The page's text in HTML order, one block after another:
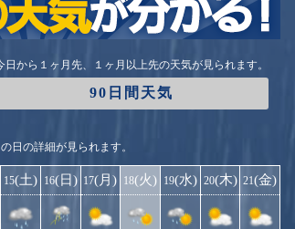
日から１ヶ月先、１ヶ月以上先の天気が見られます。
90日間天気
日の詳細が見られます。
15(土) 16(日) 17(月) 18(火) 19(水) 20(木) 21(金)